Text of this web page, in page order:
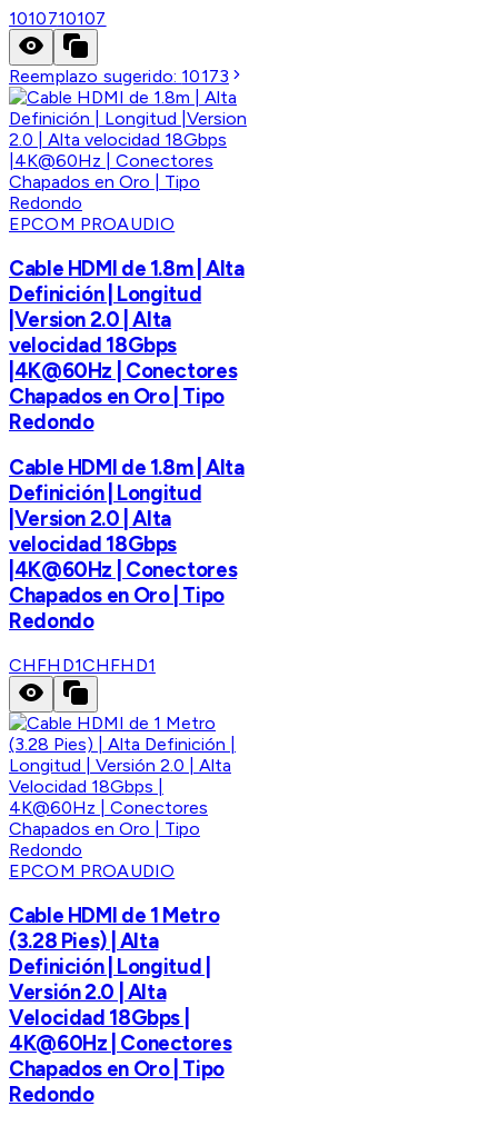
1010710107
Reemplazo sugerido: 10173
EPCOM PROAUDIO
Cable HDMI de 1.8m | Alta
Definición | Longitud
|Version 2.0 | Alta
velocidad 18Gbps
|4K@60Hz | Conectores
Chapados en Oro | Tipo
Redondo
Cable HDMI de 1.8m | Alta
Definición | Longitud
|Version 2.0 | Alta
velocidad 18Gbps
|4K@60Hz | Conectores
Chapados en Oro | Tipo
Redondo
CHFHD1CHFHD1
EPCOM PROAUDIO
Cable HDMI de 1 Metro
(3.28 Pies) | Alta
Definición | Longitud |
Versión 2.0 | Alta
Velocidad 18Gbps |
4K@60Hz | Conectores
Chapados en Oro | Tipo
Redondo